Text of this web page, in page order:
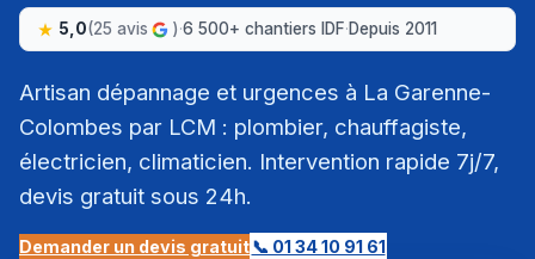
5,0(25 avis )·6 500+ chantiers IDF·Depuis 2011
Artisan dépannage et urgences à La Garenne-
Colombes par LCM : plombier, chauffagiste,
électricien, climaticien. Intervention rapide 7j/7,
devis gratuit sous 24h.
Demander un devis gratuit📞 01 34 10 91 61